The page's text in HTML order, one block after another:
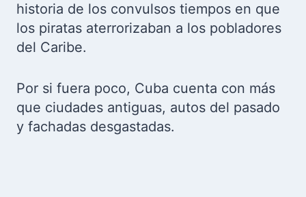
historia de los convulsos tiempos en que
los piratas aterrorizaban a los pobladores
del Caribe.
Por si fuera poco, Cuba cuenta con más
que ciudades antiguas, autos del pasado
y fachadas desgastadas.